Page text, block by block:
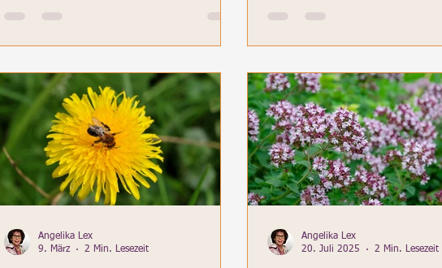
Angelika Lex
9. März
2 Min. Lesezeit
Angelika Lex
20. Juli 2025
2 Min. Lesezeit